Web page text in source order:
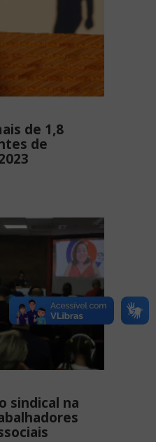
de 1,8
de
sindical na